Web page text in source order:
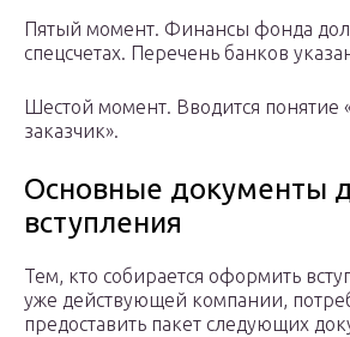
Пятый момент. Финансы фонда
спецсчетах. Перечень банков
Шестой момент. Вводится понятие
заказчик».
Основные документы
вступления
Тем, кто собирается оформить
уже действующей компании,
предоставить пакет следующих